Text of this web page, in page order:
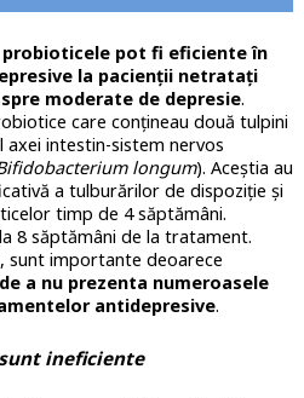
probioticele pot fi eficiente în
la pacienții netratați
moderate de depresie.
care conțineau două tulpini
axei intestin-sistem nervos
longum). Aceștia au
a tulburărilor de dispoziție și
timp de 4 săptămâni.
8 săptămâni de la tratament.
sunt importante deoarece
a nu prezenta numeroasele
antidepresive.
ineficiente